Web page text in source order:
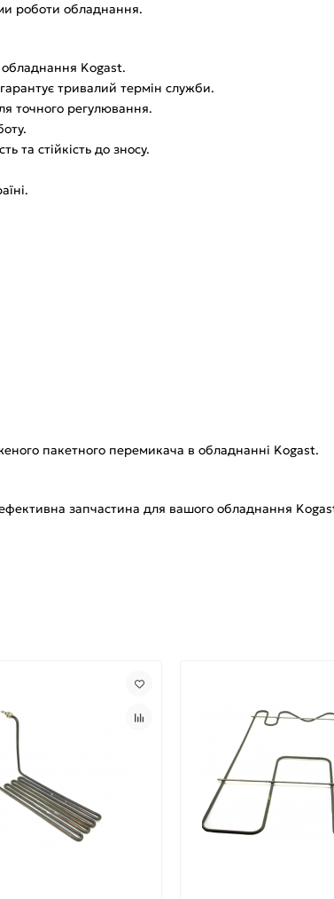
роботи обладнання.
Kogast.
тривалий термін служби.
точного регулювання.
та стійкість до зносу.
пакетного перемикача в обладнанні Kogast.
запчастина для вашого обладнання